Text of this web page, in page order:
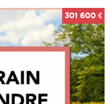
301 600 €